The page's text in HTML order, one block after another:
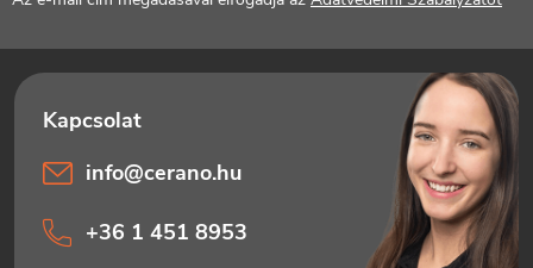
info@cerano.hu
+36 1 451 8953